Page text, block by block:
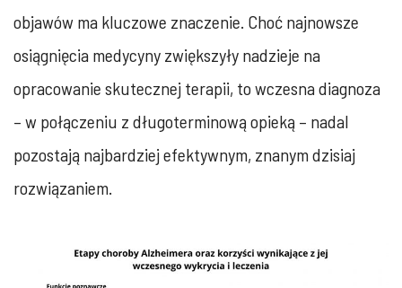
objawów ma kluczowe znaczenie. Choć najnowsze
osiągnięcia medycyny zwiększyły nadzieje na
opracowanie skutecznej terapii, to wczesna diagnoza
– w połączeniu z długoterminową opieką – nadal
pozostają najbardziej efektywnym, znanym dzisiaj
rozwiązaniem.